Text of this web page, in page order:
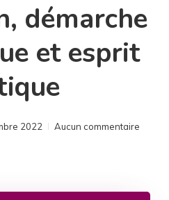
démarche
et esprit
2022 Aucun commentaire